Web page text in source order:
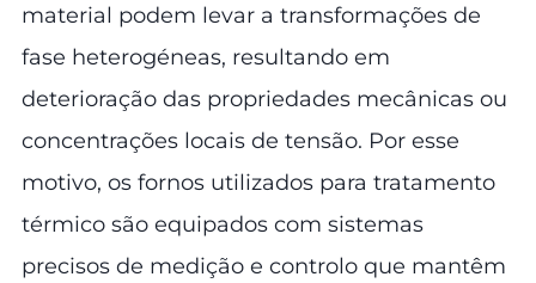
material podem levar a transformações de
fase heterogéneas, resultando em
deterioração das propriedades mecânicas ou
concentrações locais de tensão. Por esse
motivo, os fornos utilizados para tratamento
térmico são equipados com sistemas
precisos de medição e controlo que mantêm